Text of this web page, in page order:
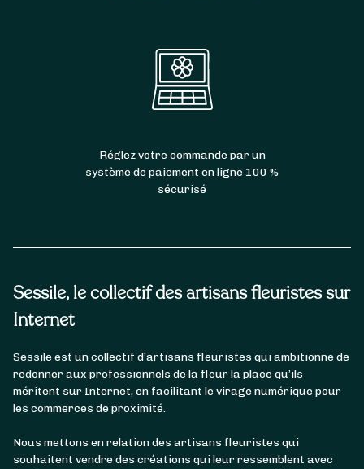
Sessile, le collectif des artisans fleuristes sur
Internet
Sessile est un collectif d’artisans fleuristes qui ambitionne de
redonner aux professionnels de la fleur la place qu’ils
méritent sur Internet, en facilitant le virage numérique pour
les commerces de proximité.
Nous mettons en relation des artisans fleuristes qui
souhaitent vendre des créations qui leur ressemblent avec
Réglez votre commande par un
système de paiement en ligne 100 %
sécurisé